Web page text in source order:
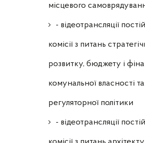
місцевого
- відеотрансляції
комісії з питань
розвитку, бюджету і
комунальної власності та
регуляторної політики
- відеотрансляції